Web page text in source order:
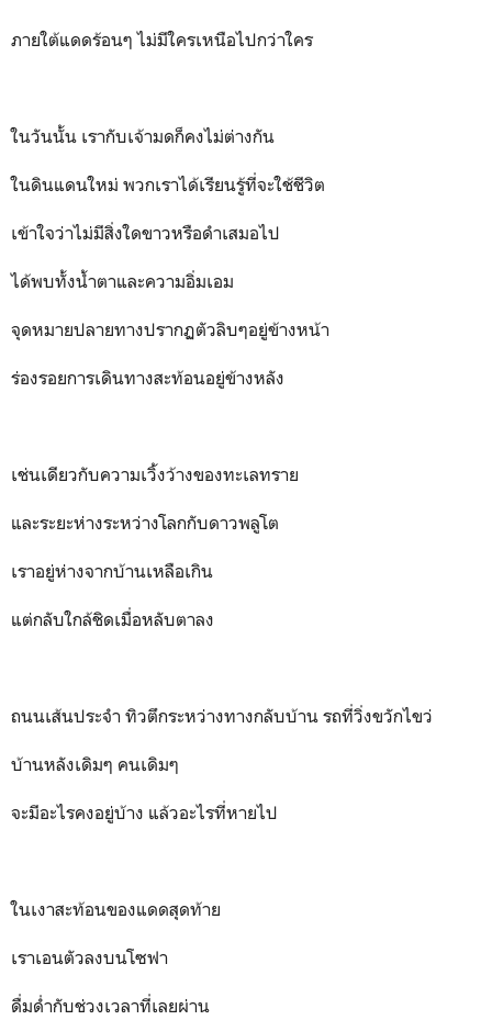
ภายใต้แดดร้อนๆ ไม่มีใครเหนือไปกว่าใคร
ในวันนั้น เรากับเจ้ามดก็คงไม่ต่างกัน
ในดินแดนใหม่ พวกเราได้เรียนรู้ที่จะใช้ชีวิต
เข้าใจว่าไม่มีสิ่งใดขาวหรือดำเสมอไป
ได้พบทั้งน้ำตาและความอิ่มเอม
จุดหมายปลายทางปรากฏตัวลิบๆอยู่ข้างหน้า
ร่องรอยการเดินทางสะท้อนอยู่ข้างหลัง
เช่นเดียวกับความเวิ้งว้างของทะเลทราย
และระยะห่างระหว่างโลกกับดาวพลูโต
เราอยู่ห่างจากบ้านเหลือเกิน
แต่กลับใกล้ชิดเมื่อหลับตาลง
ถนนเส้นประจำ ทิวตึกระหว่างทางกลับบ้าน รถที่วิ่งขวักไขว่
บ้านหลังเดิมๆ คนเดิมๆ
จะมีอะไรคงอยู่บ้าง แล้วอะไรที่หายไป
ในเงาสะท้อนของแดดสุดท้าย
เราเอนตัวลงบนโซฟา
ดื่มด่ำกับช่วงเวลาที่เลยผ่าน